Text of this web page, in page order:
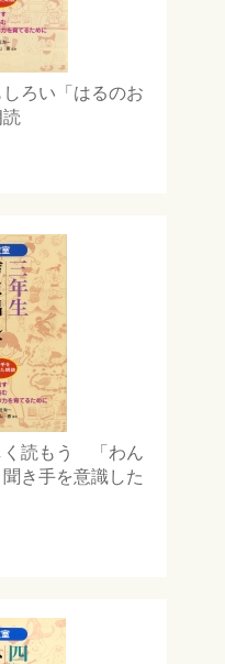
ろい「はるのお
読もう 「わん
き手を意識した